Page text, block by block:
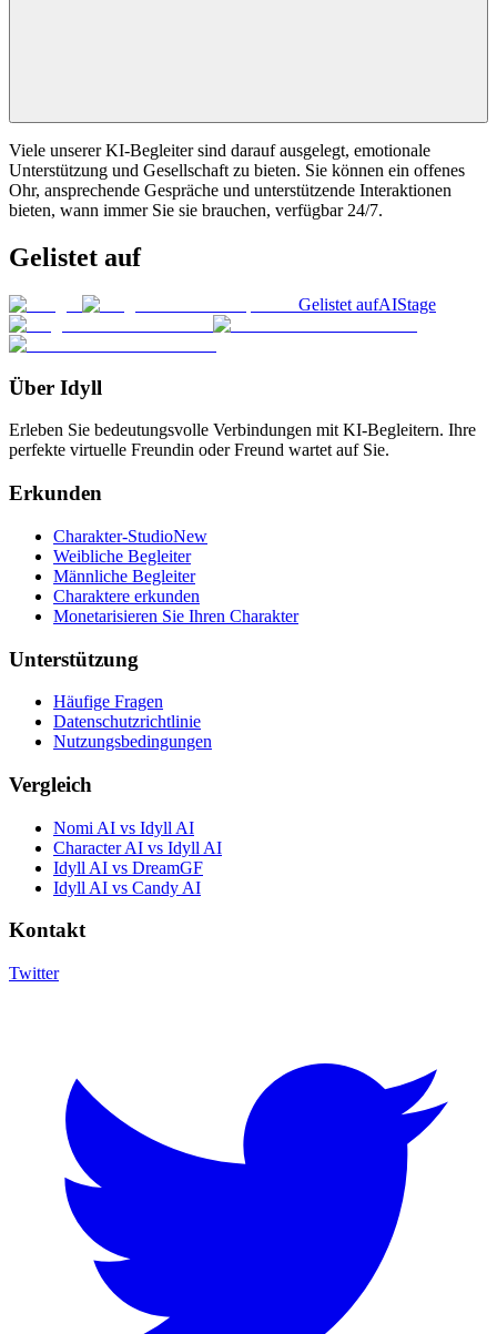
Viele unserer KI-Begleiter sind darauf ausgelegt, emotionale
Unterstützung und Gesellschaft zu bieten. Sie können ein offenes
Ohr, ansprechende Gespräche und unterstützende Interaktionen
bieten, wann immer Sie sie brauchen, verfügbar 24/7.
Gelistet auf
Gelistet aufAIStage
Über Idyll
Erleben Sie bedeutungsvolle Verbindungen mit KI-Begleitern. Ihre
perfekte virtuelle Freundin oder Freund wartet auf Sie.
Erkunden
Charakter-StudioNew
Weibliche Begleiter
Männliche Begleiter
Charaktere erkunden
Monetarisieren Sie Ihren Charakter
Unterstützung
Häufige Fragen
Datenschutzrichtlinie
Nutzungsbedingungen
Vergleich
Nomi AI vs Idyll AI
Character AI vs Idyll AI
Idyll AI vs DreamGF
Idyll AI vs Candy AI
Kontakt
Twitter